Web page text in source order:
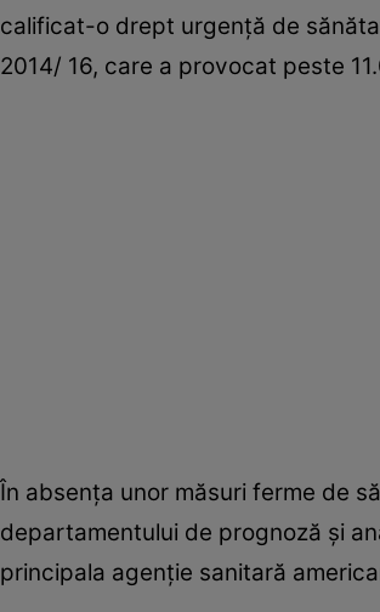
calificat-o drept urgenţă de
2014/ 16, care a provocat peste
În absenţa unor măsuri ferme de
departamentului de prognoză şi
principala agenţie sanitară